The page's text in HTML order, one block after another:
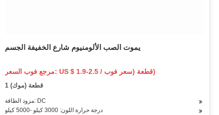
يموت الصب الألومنيوم شارع الخفيفة الجسم
مرجع فوب السعر: US $ 1.9-2.5 / قطعة (سعر فوب)
1 قطعة (موك)
مزود الطاقة: DC
درجة حرارة اللون: 3000 كيلو -5000 كيلو